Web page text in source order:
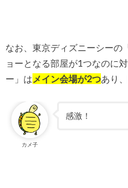
なお、東京ディズニーシーの
ョーとなる部屋が1つなのに
ー」は メイン会場が2つあり
カメ子
感激！